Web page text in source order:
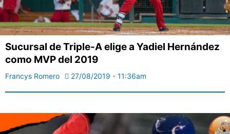
Sucursal de Triple-A elige a Yadiel Hernández
como MVP del 2019
Francys Romero 27/08/2019 - 11:36am